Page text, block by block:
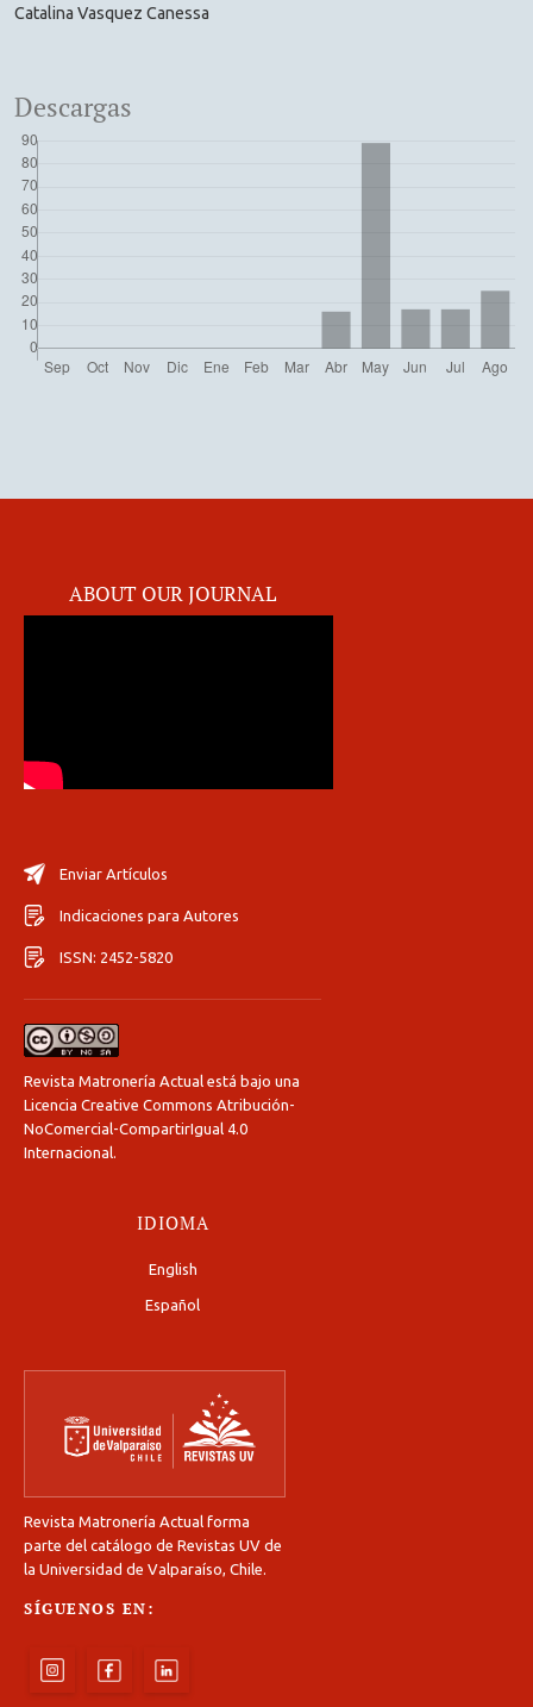
Catalina Vasquez Canessa
Descargas
ABOUT OUR JOURNAL
Enviar Artículos
Indicaciones para Autores
ISSN: 2452-5820
Revista Matronería Actual está bajo una
Licencia Creative Commons Atribución-
NoComercial-CompartirIgual 4.0
Internacional.
IDIOMA
English
Español
Revista Matronería Actual forma
parte del catálogo de Revistas UV de
la Universidad de Valparaíso, Chile.
SÍGUENOS EN: